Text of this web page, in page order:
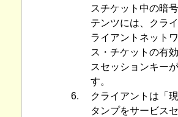
スチケット中の暗
テンツには、クラ
ライアントネット
ス・チケットの有
スセッションキー
す。
6.
クライアントは「
タンプをサービス